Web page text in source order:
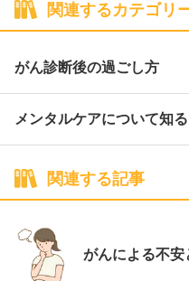
関連するカテゴリ
がん診断後の過ごし方
メンタルケアについて知る
関連する記事
がんによる不